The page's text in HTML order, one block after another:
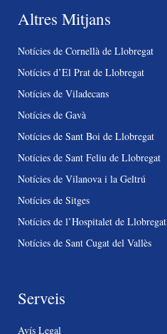
Altres Mitjans
Notícies de Cornellà de Llobregat
Notícies d’El Prat de Llobregat
Notícies de Viladecans
Notícies de Gavà
Notícies de Sant Boi de Llobregat
Notícies de Sant Feliu de Llobregat
Notícies de Vilanova i la Geltrú
Notícies de Sitges
Notícies de l’Hospitalet de Llobregat
Notícies de Sant Cugat del Vallès
Serveis
Avís Legal